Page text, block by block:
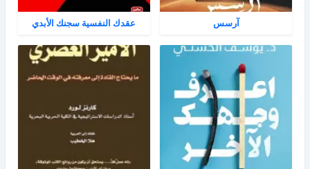
آرسس عقدك النفسية سجنك الأبدي